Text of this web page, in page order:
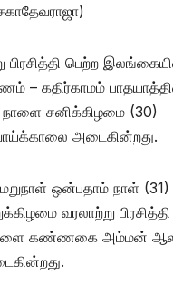
பிரசித்தி பெற்ற
– கதிர்காமம்
சனிக்கிழமை (30)
அடைகின்றது.
ஒன்பதாம் நாள் (31)
வரலாற்று
கண்ணகை அம்மன்